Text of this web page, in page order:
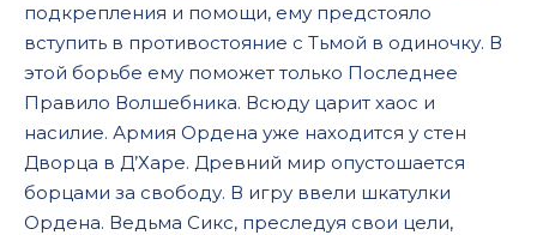
подкрепления и помощи, ему предстояло
вступить в противостояние с Тьмой в одиночку. В
этой борьбе ему поможет только Последнее
Правило Волшебника. Всюду царит хаос и
насилие. Армия Ордена уже находится у стен
Дворца в Д’Харе. Древний мир опустошается
борцами за свободу. В игру ввели шкатулки
Ордена. Ведьма Сикс, преследуя свои цели,